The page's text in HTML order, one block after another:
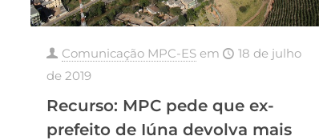
Comunicação MPC-ES em
18 de julho
de 2019
Recurso: MPC pede que ex-
prefeito de Iúna devolva mais